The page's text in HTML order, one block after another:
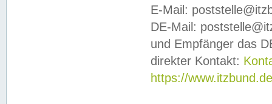
E-Mail:
DE-Mail:
und Empfänger das
direkter Kontakt:
https://